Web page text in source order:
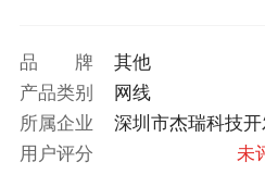
品牌
其他
产品类别
网线
所属企业
深圳市杰瑞科技
用户评分
未